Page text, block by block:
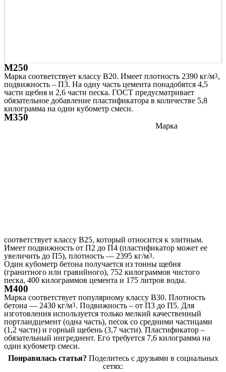
М250
Марка соответствует классу В20. Имеет плотность 2390 кг/м3,
подвижность – П3. На одну часть цемента понадобятся 4,5
части щебня и 2,6 части песка. ГОСТ предусматривает
обязательное добавление пластификатора в количестве 5,8
килограмма на один кубометр смеси.
М350
Марка
соответствует классу В25, который относится к элитным.
Имеет подвижность от П2 до П4 (пластификатор может ее
увеличить до П5), плотность — 2395 кг/м3.
Один кубометр бетона получается из тонны щебня
(гранитного или гравийного), 752 килограммов чистого
песка, 400 килограммов цемента и 175 литров воды.
М400
Марка соответствует популярному классу В30. Плотность
бетона — 2430 кг/м3. Подвижность – от П3 до П5. Для
изготовления используется только мелкий качественный
портландцемент (одна часть), песок со средними частицами
(1,2 части) и горный щебень (3,7 части). Пластификатор –
обязательный ингредиент. Его требуется 7,6 килограмма на
один кубометр смеси.
Понравилась статья? Поделитесь с друзьями в социальных
сетях: